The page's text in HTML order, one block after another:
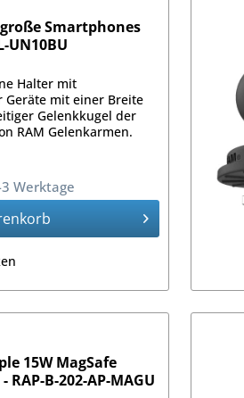
Smartphones
UN10BU
Halter mit
Geräte mit einer Breite
Gelenkkugel der
RAM Gelenkarmen.
Werktage
15W MagSafe
B-202-AP-MAGU